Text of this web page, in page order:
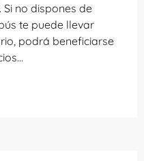
no dispones de
te puede llevar
podrá beneficiarse